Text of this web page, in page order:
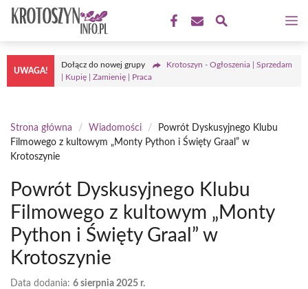
Przejdź
treści
UWAGA!
Dołącz do nowej grupy
Krotoszyn - Ogłoszenia | Sprzedam
| Kupię | Zamienię | Praca
Strona główna / Wiadomości /
Powrót Dyskusyjnego Klubu
Filmowego z kultowym „Monty Python i Święty Graal” w
Krotoszynie
Powrót Dyskusyjnego Klubu
Filmowego z kultowym „Monty
Python i Święty Graal” w
Krotoszynie
Data dodania: 6 sierpnia 2025 r.